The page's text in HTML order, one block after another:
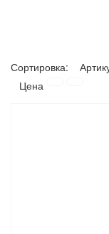
НАСОСНОЕ
Сортировка:
Цена